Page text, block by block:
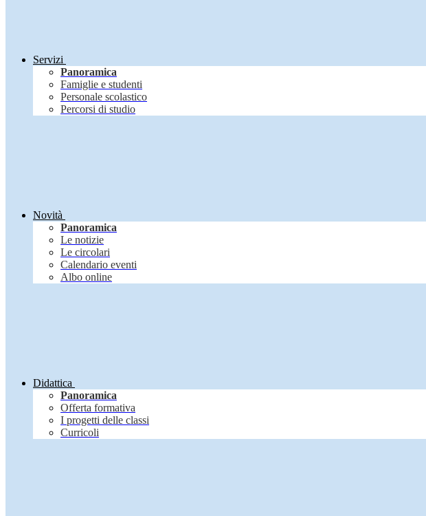
Servizi
Panoramica
Famiglie e studenti
Personale scolastico
Percorsi di studio
Novità
Panoramica
Le notizie
Le circolari
Calendario eventi
Albo online
Didattica
Panoramica
Offerta formativa
I progetti delle classi
Curricoli